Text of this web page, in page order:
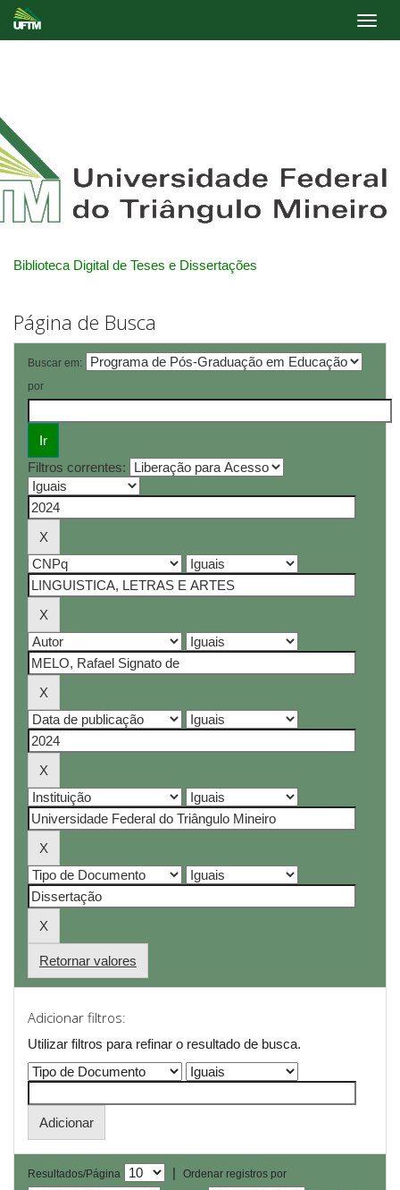
Biblioteca Digital de Teses e Dissertações
Página de Busca
Buscar em:
por
Filtros correntes:
Retornar valores
Adicionar filtros:
Utilizar filtros para refinar o resultado de busca.
Resultados/Página |
Ordenar registros por